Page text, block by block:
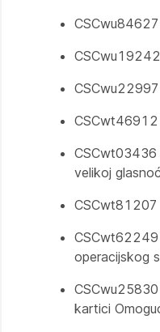
CSCwt46912
CSCwt03436
velikoj
CSCwt81207
CSCwt62249
operacijskog
kartici